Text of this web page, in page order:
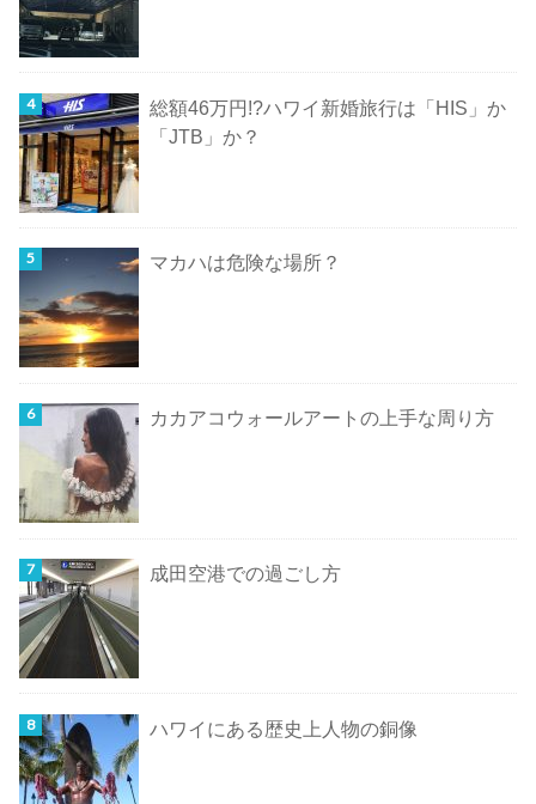
総額46万円!?ハワイ新婚旅行は「HIS」か
「JTB」か？
マカハは危険な場所？
カカアコウォールアートの上手な周り方
成田空港での過ごし方
ハワイにある歴史上人物の銅像